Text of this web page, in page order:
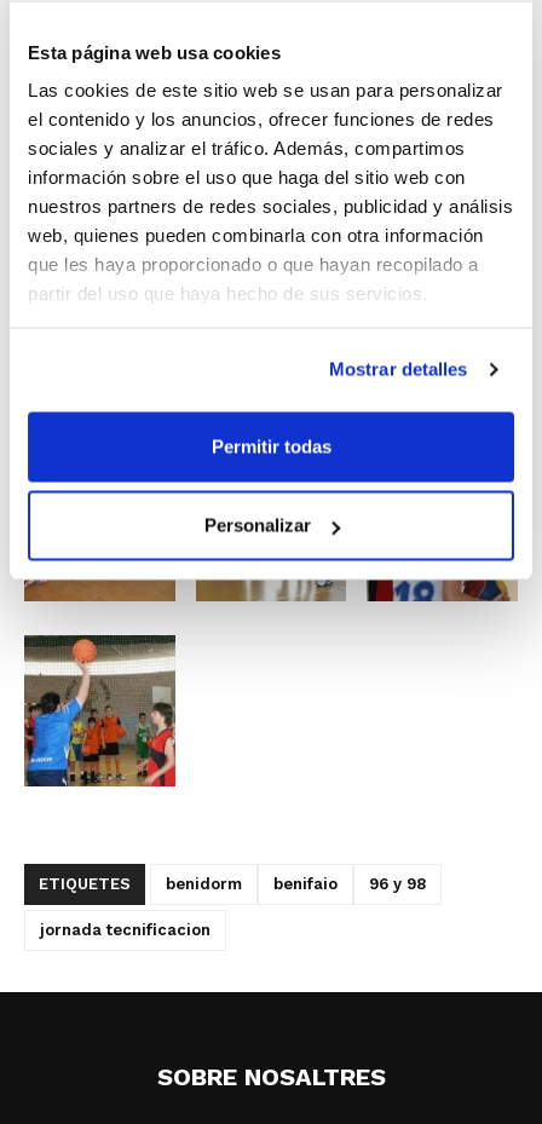
Esta página web usa cookies
Las cookies de este sitio web se usan para personalizar
el contenido y los anuncios, ofrecer funciones de redes
sociales y analizar el tráfico. Además, compartimos
información sobre el uso que haga del sitio web con
nuestros partners de redes sociales, publicidad y análisis
web, quienes pueden combinarla con otra información
que les haya proporcionado o que hayan recopilado a
partir del uso que haya hecho de sus servicios.
Mostrar detalles
Permitir todas
Personalizar
reunir en el 6º Campus de Tecnificación, en el que
continuarán con los intensos entrenamientos para
seguir creciendo en su juego.
Lageneración del 99, es decir, laSelección Alevín
tenido este fin de semana la última concentración
antes de que llegue el Campeonato de España de
Selecciones Autonómicas Minibasket.
entrenó en las cinco sedes habituales: El
ETIQUETES benidorm benifaio 96 y 98
jornada tecnificacion
SOBRE NOSALTRES